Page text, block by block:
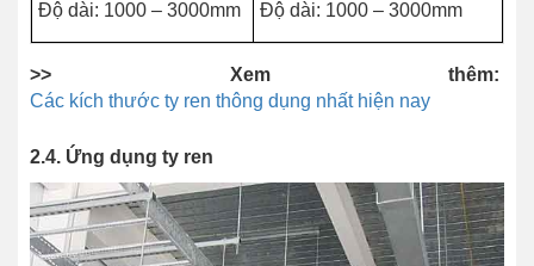
Độ dài: 1000 – 3000mm Độ dài: 1000 – 3000mm
>> Xem thêm:
Các kích thước ty ren thông dụng nhất hiện nay
2.4. Ứng dụng ty ren